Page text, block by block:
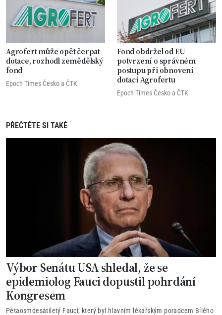
Agrofert může opět čerpat
dotace, rozhodl zemědělský
fond
Epoch Times Česko a ČTK
Fond obdržel od EU
potvrzení o správném
postupu při obnovení
dotací Agrofertu
Epoch Times Česko a ČTK
PŘEČTĚTE SI TAKÉ
Výbor Senátu USA shledal, že se
epidemiolog Fauci dopustil pohrdání
Kongresem
Pětaosmdesátiletý Fauci, který byl hlavním lékařským poradcem Bílého